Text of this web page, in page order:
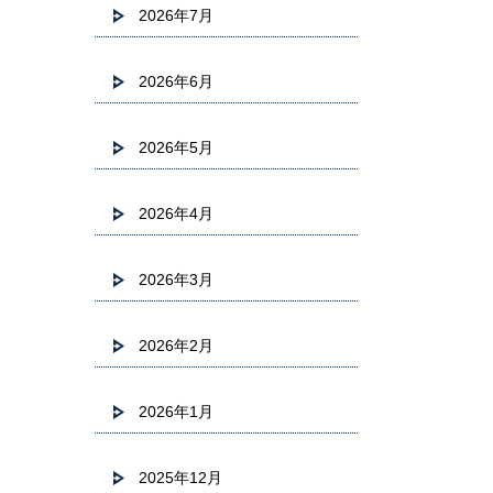
2026年7月
2026年6月
2026年5月
2026年4月
2026年3月
2026年2月
2026年1月
2025年12月